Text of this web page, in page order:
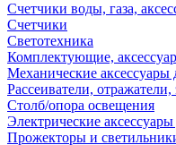
Счетчики воды, газа,
Счетчики
Светотехника
Комплектующие,
Механические аксессуары
Рассеиватели,
Столб/опора освещения
Электрические
Прожекторы и